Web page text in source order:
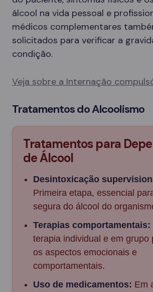
álcool na vida pessoal e
médicos complementares
solicitados para verificar a
condição.
Veja sobre a Internação
Tratamentos do Alcoolismo
Tratamentos para
de Álcool
Desintoxicação
Primeira etapa, essencial
segura do álcool do
Terapias comportamentais:
terapia individual e em grupo
os aspectos emocionais e
comportamentais.
Uso de medicamentos: Em